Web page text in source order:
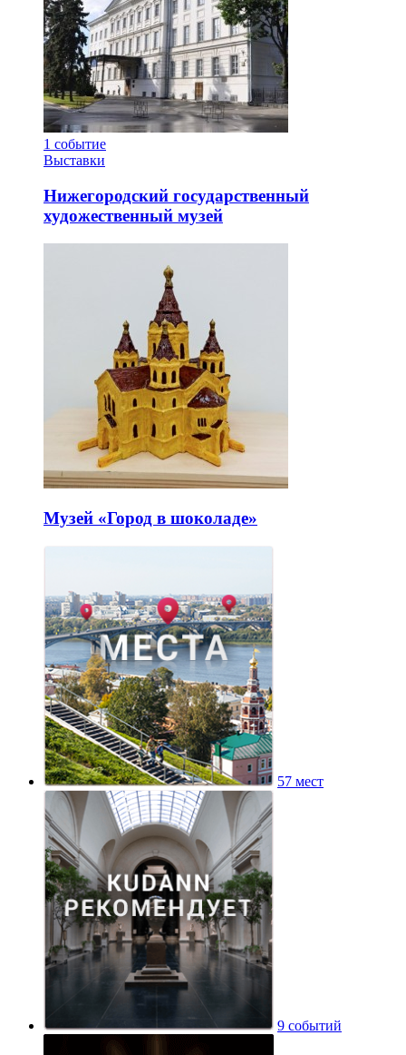
1 событие
Выставки
Нижегородский государственный
художественный музей
Музей «Город в шоколаде»
57 мест
9 событий